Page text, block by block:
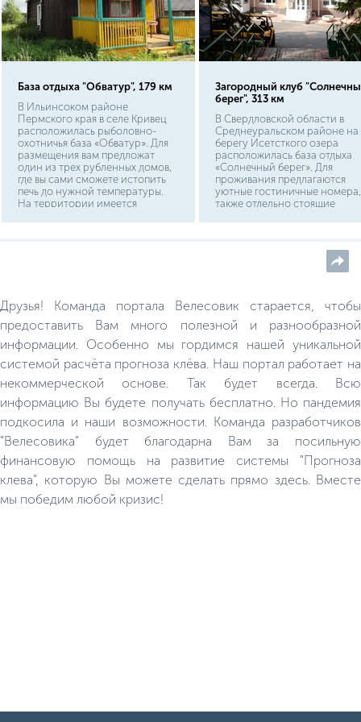
База отдыха "Обватур", 179 км
В Ильинсоком районе
Пермского края в селе Кривец
расположилась рыболовно-
охотничья база «Обватур». Для
размещения вам предложат
один из трех рубленных домов,
где вы сами сможете истопить
печь до нужной температуры.
На территории имеется
Загородный клуб
берег", 313 км
В Свердловской области в
Среднеуральском районе на
берегу Исетсткого озера
расположилась база отдыха
«Солнечный берег». Для
проживания предлагаются
уютные гостиничные
также отдельно стоящие
Друзья! Команда портала Велесовик старается, чтобы
предоставить Вам много полезной и разнообразной
информации. Особенно мы гордимся нашей уникальной
системой расчёта прогноза клёва. Наш портал работает на
некоммерческой основе. Так будет всегда. Всю
информацию Вы будете получать бесплатно. Но пандемия
подкосила и наши возможности. Команда разработчиков
"Велесовика" будет благодарна Вам за посильную
финансовую помощь на развитие системы "Прогноза
клева", которую Вы можете сделать прямо здесь. Вместе
мы победим любой кризис!